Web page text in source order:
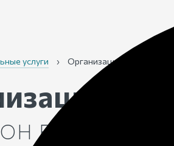
услуги › Организация и
и
в